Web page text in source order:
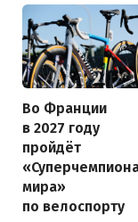
Во Франции
в 2027 году
пройдёт
мира»
по велоспорту